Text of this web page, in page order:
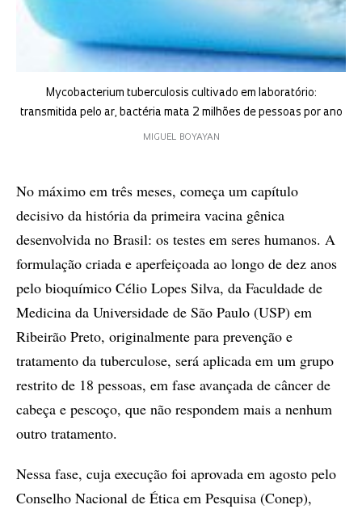
Mycobacterium tuberculosis cultivado em laboratório:
transmitida pelo ar, bactéria mata 2 milhões de pessoas por ano
MIGUEL BOYAYAN
No máximo em três meses, começa um capítulo
decisivo da história da primeira vacina gênica
desenvolvida no Brasil: os testes em seres humanos. A
formulação criada e aperfeiçoada ao longo de dez anos
pelo bioquímico Célio Lopes Silva, da Faculdade de
Medicina da Universidade de São Paulo (USP) em
Ribeirão Preto, originalmente para prevenção e
tratamento da tuberculose, será aplicada em um grupo
restrito de 18 pessoas, em fase avançada de câncer de
cabeça e pescoço, que não respondem mais a nenhum
outro tratamento.
Nessa fase, cuja execução foi aprovada em agosto pelo
Conselho Nacional de Ética em Pesquisa (Conep),